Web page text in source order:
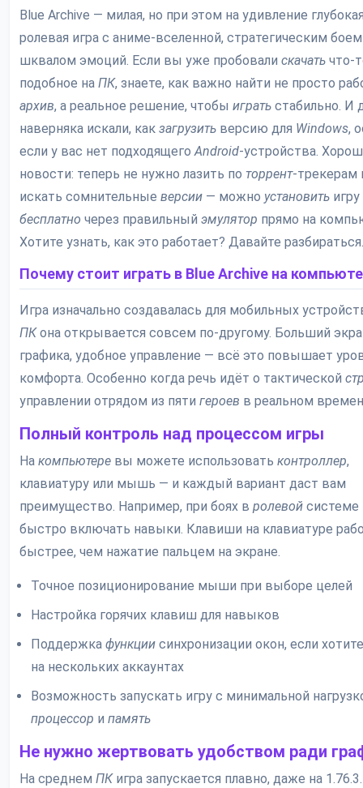
Blue Archive — милая, но при этом на удивление
ролевая игра с аниме-вселенной, стратегическим
шквалом эмоций. Если вы уже пробовали скачать что-
подобное на ПК, знаете, как важно найти не просто
архив, а реальное решение, чтобы играть стабильно. И
наверняка искали, как загрузить версию для Windows,
если у вас нет подходящегоAndroid-устройства.
новости: теперь не нужно лазить по торрент-трекерам
искать сомнительные версии — можно установить
бесплатно через правильный эмулятор прямо на
Хотите узнать, как это работает? Давайте разбираться.
Почему стоит играть в Blue Archive на
Игра изначально создавалась для мобильных
ПКона открывается совсем по-другому. Больший
графика, удобное управление — всё это повышает
комфорта. Особенно когда речь идёт о тактической
управлении отрядом из пяти героев в реальном
Полный контроль над процессом игры
На компьютере вы можете использовать контроллер,
клавиатуру или мышь — и каждый вариант даст вам
преимущество. Например, при боях в ролевой
быстро включать навыки. Клавиши на клавиатуре
быстрее, чем нажатие пальцем на экране.
Точное позиционирование мыши при выборе целей
Настройка горячих клавиш для навыков
Поддержка функции синхронизации окон, если
на нескольких аккаунтах
Возможность запускать игру с минимальной
процессор и память
Не нужно жертвовать удобством ради
На среднем ПКигра запускается плавно, даже на